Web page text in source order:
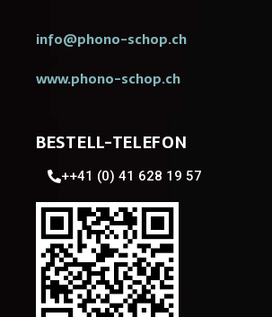
info@phono-schop.ch
www.phono-schop.ch
BESTELL-TELEFON
++41 (0) 41 628 19 57